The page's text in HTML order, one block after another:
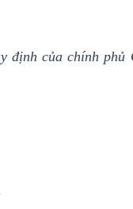
định của chính phủ